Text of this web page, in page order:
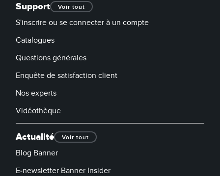
Support Voir tout
S'inscrire ou se connecter à un compte
Catalogues
Questions générales
Enquête de satisfaction client
Nos experts
Vidéothèque
Actualité Voir tout
Blog Banner
E-newsletter Banner Insider